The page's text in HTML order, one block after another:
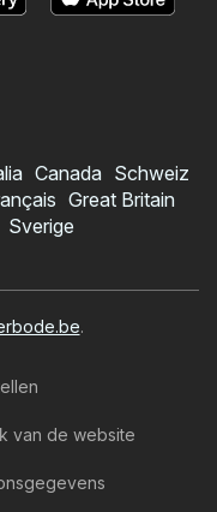
Canada Schweiz
Great Britain
Sverige
.
van de website